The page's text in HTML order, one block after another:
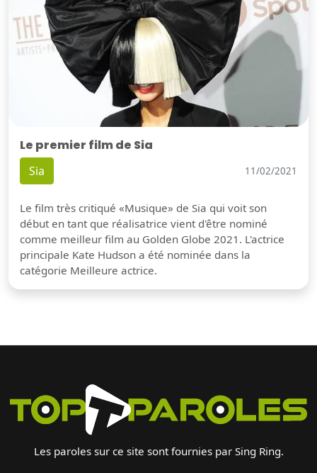
Le premier film de Sia
Sia 11/02/2021
Le film très critiqué «Musique» de Sia qui voit son
début en tant que réalisatrice vient d'être nominé
comme meilleur film au Golden Globe 2021. L'actrice
principale Kate Hudson a été nominée dans la
catégorie Meilleure actrice.
Les paroles sur ce site sont fournies par Sing Ring.